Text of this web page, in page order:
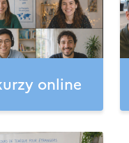
online